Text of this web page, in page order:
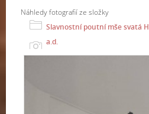
Náhledy fotografií ze složky
Slavnostní poutní mše svatá
a.d.